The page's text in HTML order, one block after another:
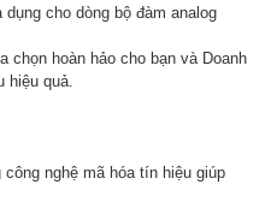
cho dòng bộ đàm analog
chọn hoàn hảo cho bạn và Doanh
hiệu quả.
nghệ mã hóa tín hiệu giúp